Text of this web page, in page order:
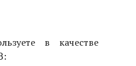
в качестве
: